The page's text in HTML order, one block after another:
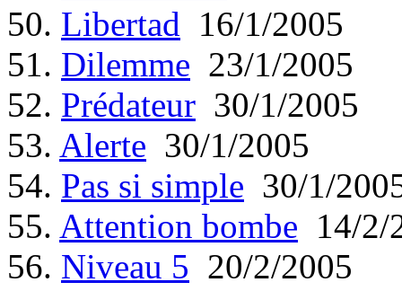
50. Libertad 16/1/2005
51. Dilemme 23/1/2005
52. Prédateur 30/1/2005
53. Alerte 30/1/2005
54. Pas si simple 30/1/
55. Attention bombe 14/2/
56. Niveau 5 20/2/2005